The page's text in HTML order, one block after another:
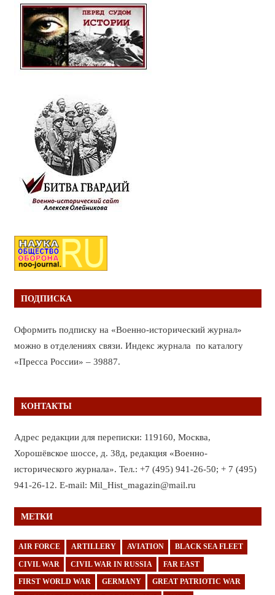
ПОДПИСКА
Оформить подписку на «Военно-исторический журнал»
можно в отделениях связи. Индекс журнала по каталогу
«Пресса России» – 39887.
КОНТАКТЫ
Адрес редакции для переписки: 119160, Москва,
Хорошёвское шоссе, д. 38д, редакция «Военно-
исторического журнала». Тел.: +7 (495) 941-26-50; + 7 (495)
941-26-12. E-mail: Mil_Hist_magazin@mail.ru
МЕТКИ
AIR FORCE ARTILLERY AVIATION BLACK SEA FLEET
CIVIL WAR CIVIL WAR IN RUSSIA FAR EAST
FIRST WORLD WAR GERMANY GREAT PATRIOTIC WAR